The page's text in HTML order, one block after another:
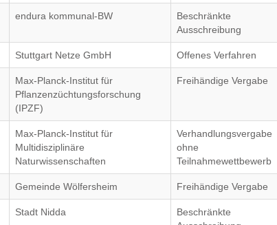
endura kommunal-BW
Beschränkte
Ausschreibung
Stuttgart Netze GmbH Offenes Verfahren
Max-Planck-Institut für
Pflanzenzüchtungsforschung
(IPZF)
Freihändige Vergabe
Max-Planck-Institut für
Multidisziplinäre
Naturwissenschaften
Verhandlungsvergabe
ohne
Teilnahmewettbewerb
Gemeinde Wölfersheim Freihändige Vergabe
Stadt Nidda
Beschränkte